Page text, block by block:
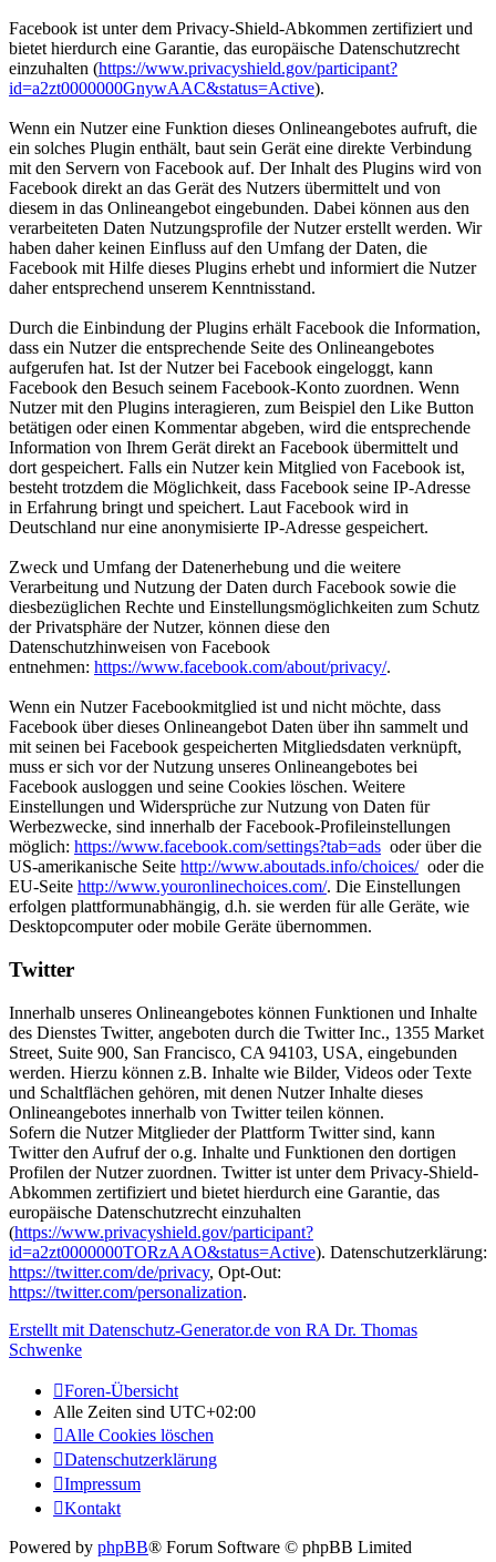
Facebook ist unter dem Privacy-Shield-Abkommen zertifiziert und
bietet hierdurch eine Garantie, das europäische Datenschutzrecht
einzuhalten (https://www.privacyshield.gov/participant?
id=a2zt0000000GnywAAC&status=Active).
Wenn ein Nutzer eine Funktion dieses Onlineangebotes aufruft, die
ein solches Plugin enthält, baut sein Gerät eine direkte Verbindung
mit den Servern von Facebook auf. Der Inhalt des Plugins wird von
Facebook direkt an das Gerät des Nutzers übermittelt und von
diesem in das Onlineangebot eingebunden. Dabei können aus den
verarbeiteten Daten Nutzungsprofile der Nutzer erstellt werden. Wir
haben daher keinen Einfluss auf den Umfang der Daten, die
Facebook mit Hilfe dieses Plugins erhebt und informiert die Nutzer
daher entsprechend unserem Kenntnisstand.
Durch die Einbindung der Plugins erhält Facebook die Information,
dass ein Nutzer die entsprechende Seite des Onlineangebotes
aufgerufen hat. Ist der Nutzer bei Facebook eingeloggt, kann
Facebook den Besuch seinem Facebook-Konto zuordnen. Wenn
Nutzer mit den Plugins interagieren, zum Beispiel den Like Button
betätigen oder einen Kommentar abgeben, wird die entsprechende
Information von Ihrem Gerät direkt an Facebook übermittelt und
dort gespeichert. Falls ein Nutzer kein Mitglied von Facebook ist,
besteht trotzdem die Möglichkeit, dass Facebook seine IP-Adresse
in Erfahrung bringt und speichert. Laut Facebook wird in
Deutschland nur eine anonymisierte IP-Adresse gespeichert.
Zweck und Umfang der Datenerhebung und die weitere
Verarbeitung und Nutzung der Daten durch Facebook sowie die
diesbezüglichen Rechte und Einstellungsmöglichkeiten zum Schutz
der Privatsphäre der Nutzer, können diese den
Datenschutzhinweisen von Facebook
entnehmen: https://www.facebook.com/about/privacy/.
Wenn ein Nutzer Facebookmitglied ist und nicht möchte, dass
Facebook über dieses Onlineangebot Daten über ihn sammelt und
mit seinen bei Facebook gespeicherten Mitgliedsdaten verknüpft,
muss er sich vor der Nutzung unseres Onlineangebotes bei
Facebook ausloggen und seine Cookies löschen. Weitere
Einstellungen und Widersprüche zur Nutzung von Daten für
Werbezwecke, sind innerhalb der Facebook-Profileinstellungen
möglich: https://www.facebook.com/settings?tab=ads oder über die
US-amerikanische Seite http://www.aboutads.info/choices/oder die
EU-Seite http://www.youronlinechoices.com/. Die Einstellungen
erfolgen plattformunabhängig, d.h. sie werden für alle Geräte, wie
Desktopcomputer oder mobile Geräte übernommen.
Twitter
Innerhalb unseres Onlineangebotes können Funktionen und Inhalte
des Dienstes Twitter, angeboten durch die Twitter Inc., 1355 Market
Street, Suite 900, San Francisco, CA 94103, USA, eingebunden
werden. Hierzu können z.B. Inhalte wie Bilder, Videos oder Texte
und Schaltflächen gehören, mit denen Nutzer Inhalte dieses
Onlineangebotes innerhalb von Twitter teilen können.
Sofern die Nutzer Mitglieder der Plattform Twitter sind, kann
Twitter den Aufruf der o.g. Inhalte und Funktionen den dortigen
Profilen der Nutzer zuordnen. Twitter ist unter dem Privacy-Shield-
Abkommen zertifiziert und bietet hierdurch eine Garantie, das
europäische Datenschutzrecht einzuhalten
(https://www.privacyshield.gov/participant?
id=a2zt0000000TORzAAO&status=Active). Datenschutzerklärung:
https://twitter.com/de/privacy, Opt-Out:
https://twitter.com/personalization.
Erstellt mit Datenschutz-Generator.de von RA Dr. Thomas
Schwenke
Foren-Übersicht
Alle Zeiten sind UTC+02:00
Alle Cookies löschen
Datenschutzerklärung
Impressum
Kontakt
Powered by phpBB® Forum Software © phpBB Limited